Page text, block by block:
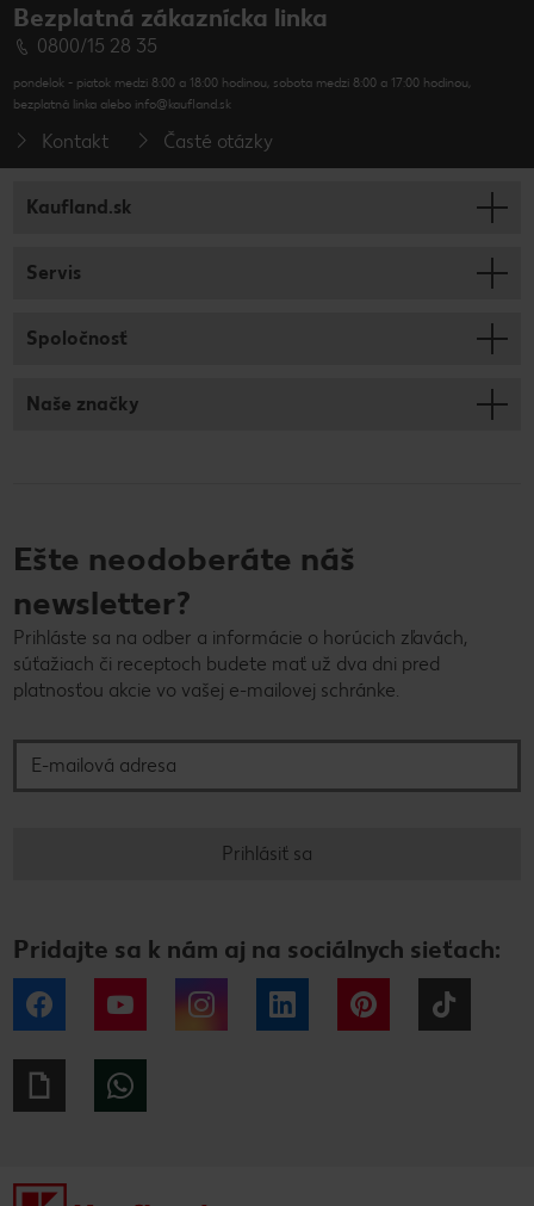
Bezplatná zákaznícka linka
0800/15 28 35
pondelok - piatok medzi 8:00 a 18:00 hodinou, sobota medzi 8:00 a 17:00 hodinou,
bezplatná linka alebo info@kaufland.sk
Kontakt Časté otázky
Kaufland.sk
Servis
Spoločnosť
Naše značky
Ešte neodoberáte náš
newsletter?
Prihláste sa na odber a informácie o horúcich zľavách,
súťažiach či receptoch budete mať už dva dni pred
platnosťou akcie vo vašej e-mailovej schránke.
Prihlásiť sa
Pridajte sa k nám aj na sociálnych sieťach:
Facebook YouTube Instagram LinkedIn Pinterest
Giphy